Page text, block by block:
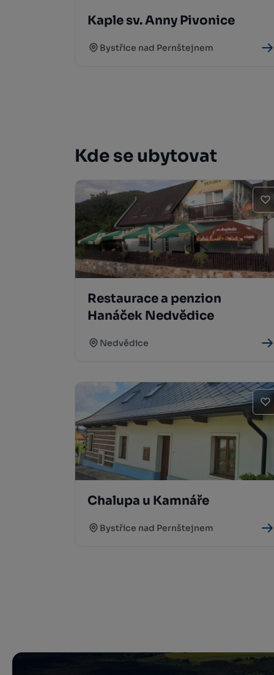
Kaple sv. Anny Pivonice
Bystřice nad Pernštejnem
Kde se ubytovat
Restaurace a penzion
Hanáček Nedvědice
Nedvědice
Chalupa u Kamnáře
Bystřice nad Pernštejnem